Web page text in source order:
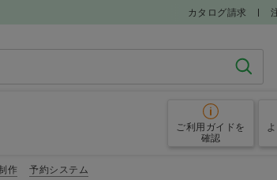
カタログ請求
検索
ご利用ガイド を
確認
作 予約システム